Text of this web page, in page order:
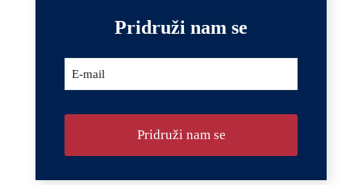
Pridruži nam se
*E-mail
Pridruži nam se